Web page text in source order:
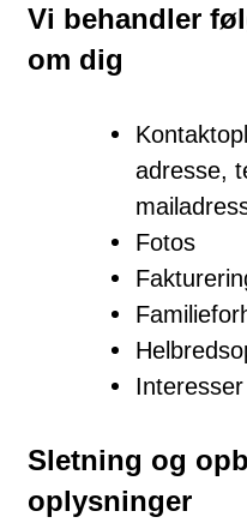
Vi behandler
om dig
adresse,
Fotos
Interesser
Sletning og
oplysninger